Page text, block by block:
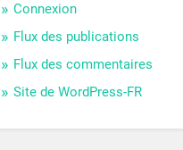
Connexion
Flux des publications
Flux des commentaires
Site de WordPress-FR